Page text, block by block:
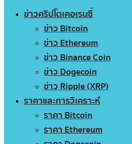
ข่าวคริปโตเคอเรนซี่
ข่าว Bitcoin
ข่าว Ethereum
ข่าว Binance Coin
ข่าว Dogecoin
ข่าว Ripple (XRP)
ราคาและการวิเคราะห์
ราคา Bitcoin
ราคา Ethereum